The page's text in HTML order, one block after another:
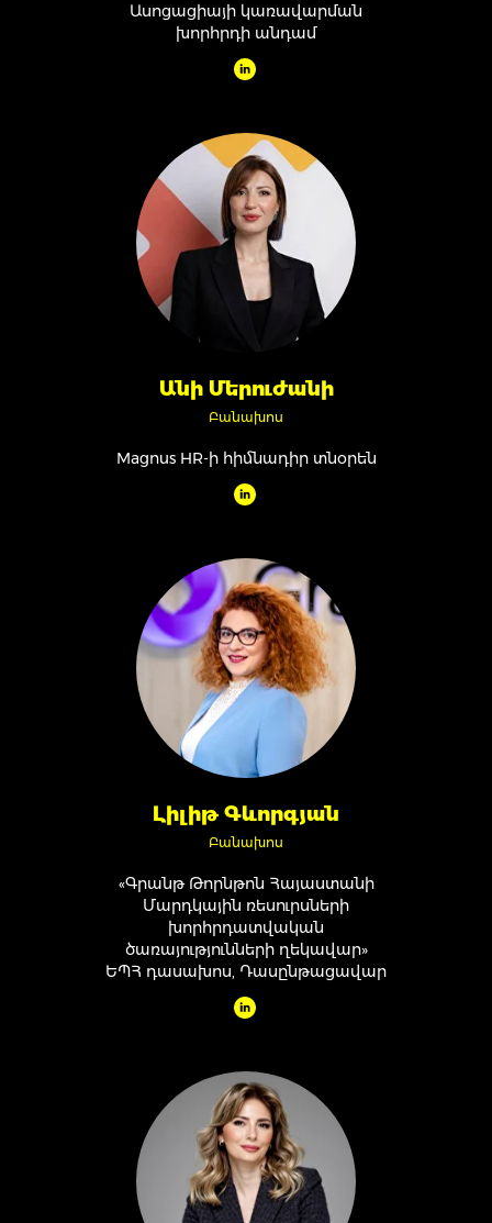
Ասոցացիայի կառավարման
խորհրդի անդամ
Անի Մերուժանի
Բանախոս
Magnus HR-ի հիմնադիր տնօրեն
Լիլիթ Գևորգյան
Բանախոս
«Գրանթ Թորնթոն Հայաստանի
Մարդկային ռեսուրսների
խորհրդատվական
ծառայությունների ղեկավար»
ԵՊՀ դասախոս, Դասընթացավար